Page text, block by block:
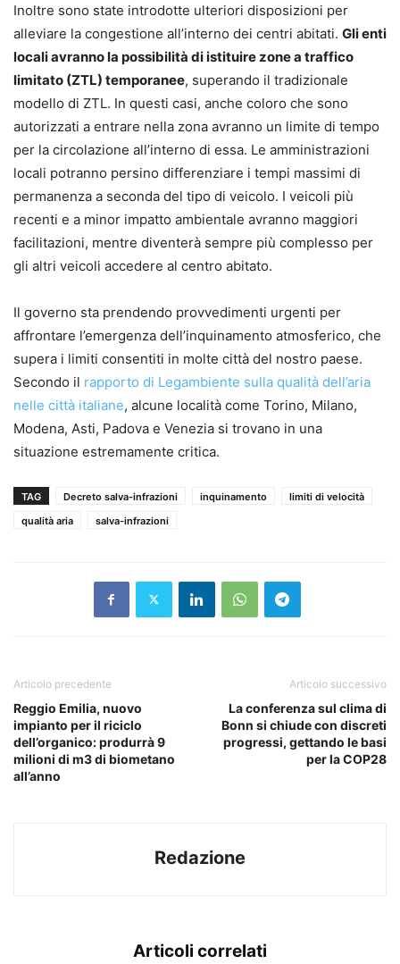
Inoltre sono state introdotte ulteriori disposizioni per
alleviare la congestione all’interno dei centri abitati. Gli enti
locali avranno la possibilità di istituire zone a traffico
limitato (ZTL) temporanee, superando il tradizionale
modello di ZTL. In questi casi, anche coloro che sono
autorizzati a entrare nella zona avranno un limite di tempo
per la circolazione all’interno di essa. Le amministrazioni
locali potranno persino differenziare i tempi massimi di
permanenza a seconda del tipo di veicolo. I veicoli più
recenti e a minor impatto ambientale avranno maggiori
facilitazioni, mentre diventerà sempre più complesso per
gli altri veicoli accedere al centro abitato.
Il governo sta prendendo provvedimenti urgenti per
affrontare l’emergenza dell’inquinamento atmosferico, che
supera i limiti consentiti in molte città del nostro paese.
Secondo il rapporto di Legambiente sulla qualità dell’aria
nelle città italiane, alcune località come Torino, Milano,
Modena, Asti, Padova e Venezia si trovano in una
situazione estremamente critica.
TAG Decreto salva-infrazioni inquinamento
limiti di velocità
qualità aria
salva-infrazioni
Articolo precedente
Reggio Emilia, nuovo
impianto per il riciclo
dell’organico: produrrà 9
milioni di m3 di biometano
all’anno
Articolo successivo
La conferenza sul clima di
Bonn si chiude con discreti
progressi, gettando le basi
per la COP28
Redazione
Articoli correlati